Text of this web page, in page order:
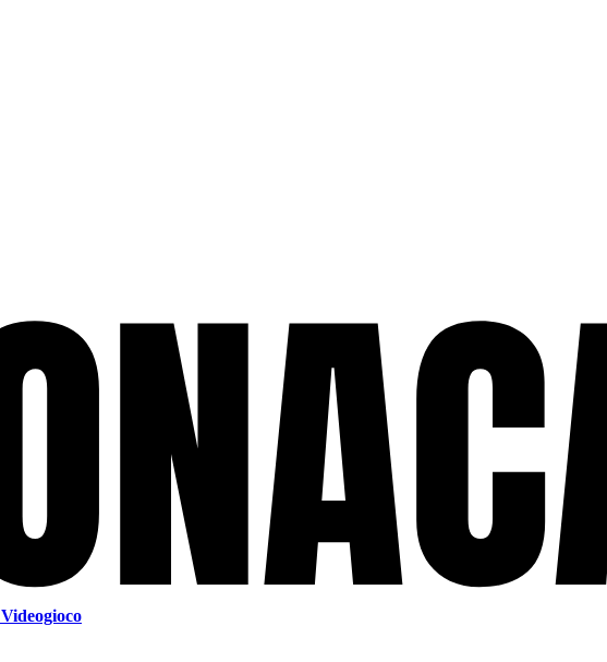
Videogioco